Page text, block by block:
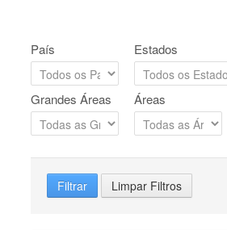
País Estados
Grandes Áreas Áreas
Filtrar Limpar Filtros